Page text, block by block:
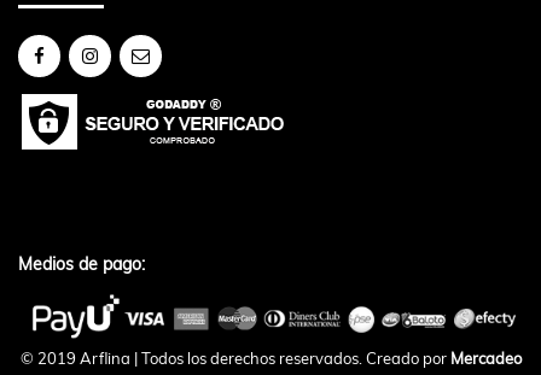
Medios de pago:
© 2019 Arflina | Todos los derechos reservados. Creado por Mercadeo